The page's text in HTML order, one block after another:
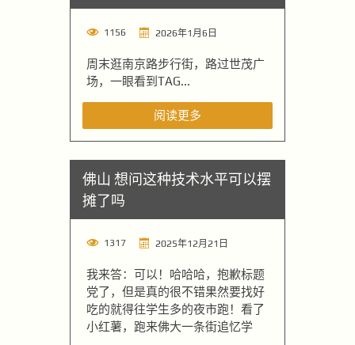
1156 2026年1月6日
周末逛南京路步行街，路过世茂广
场，一眼看到TAG...
阅读更多
佛山 想问这种技术水平可以摆
摊了吗
1317 2025年12月21日
我来答：可以！哈哈哈，抱歉标题
党了，但是真的很不错果然要找好
吃的就得往学生多的夜市跑！看了
小红薯，跑来佛大一条街追忆学